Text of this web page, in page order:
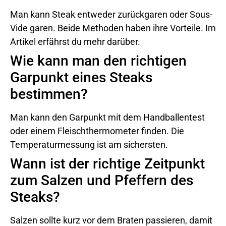
Man kann Steak entweder zurückgaren oder Sous-
Vide garen. Beide Methoden haben ihre Vorteile. Im
Artikel erfährst du mehr darüber.
Wie kann man den richtigen
Garpunkt eines Steaks
bestimmen?
Man kann den Garpunkt mit dem Handballentest
oder einem Fleischthermometer finden. Die
Temperaturmessung ist am sichersten.
Wann ist der richtige Zeitpunkt
zum Salzen und Pfeffern des
Steaks?
Salzen sollte kurz vor dem Braten passieren, damit